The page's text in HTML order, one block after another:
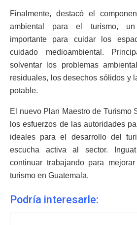
Finalmente, destacó el
ambiental para el turismo, un
importante para cuidar los
cuidado medioambiental.
solventar los problemas
residuales, los desechos sólidos y
potable.
El nuevo Plan Maestro de Turismo
los esfuerzos de las autoridades
ideales para el desarrollo del
escucha activa al sector.
continuar trabajando para
turismo en Guatemala.
Podría interesarle: